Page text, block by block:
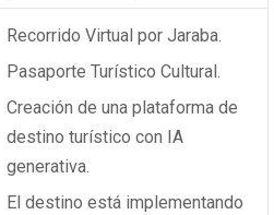
Recorrido Virtual por Jaraba.
Pasaporte Turístico Cultural.
Creación de una plataforma de
destino turístico con IA
generativa.
El destino está implementando